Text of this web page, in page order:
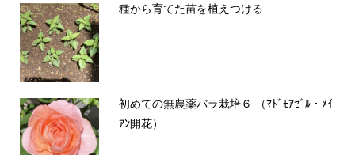
種から育てた苗を植えつける
初めての無農薬バラ栽培６ （ﾏﾄﾞﾓｱｾﾞﾙ・ﾒｲ
ｱﾝ開花）